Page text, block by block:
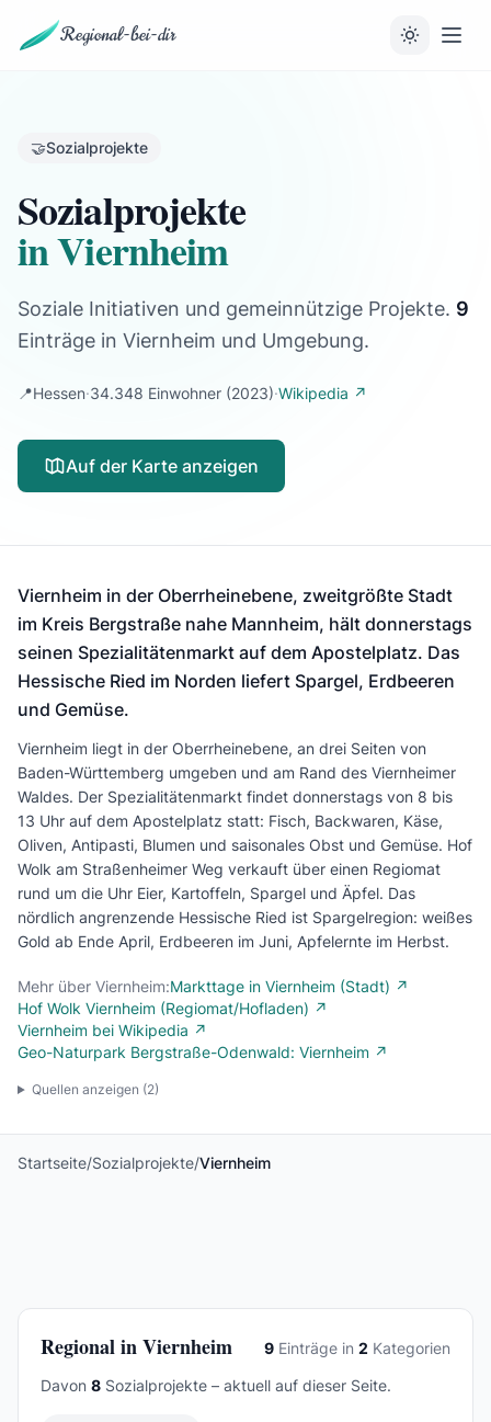
Regional-bei-dir
🤝Sozialprojekte
Sozialprojekte
in Viernheim
Soziale Initiativen und gemeinnützige Projekte. 9
Einträge in Viernheim und Umgebung.
📍Hessen·34.348 Einwohner (2023)·Wikipedia ↗
Auf der Karte anzeigen
Viernheim in der Oberrheinebene, zweitgrößte Stadt
im Kreis Bergstraße nahe Mannheim, hält donnerstags
seinen Spezialitätenmarkt auf dem Apostelplatz. Das
Hessische Ried im Norden liefert Spargel, Erdbeeren
und Gemüse.
Viernheim liegt in der Oberrheinebene, an drei Seiten von
Baden-Württemberg umgeben und am Rand des Viernheimer
Waldes. Der Spezialitätenmarkt findet donnerstags von 8 bis
13 Uhr auf dem Apostelplatz statt: Fisch, Backwaren, Käse,
Oliven, Antipasti, Blumen und saisonales Obst und Gemüse. Hof
Wolk am Straßenheimer Weg verkauft über einen Regiomat
rund um die Uhr Eier, Kartoffeln, Spargel und Äpfel. Das
nördlich angrenzende Hessische Ried ist Spargelregion: weißes
Gold ab Ende April, Erdbeeren im Juni, Apfelernte im Herbst.
Mehr über Viernheim:Markttage in Viernheim (Stadt) ↗
Hof Wolk Viernheim (Regiomat/Hofladen) ↗
Viernheim bei Wikipedia ↗
Geo-Naturpark Bergstraße-Odenwald: Viernheim ↗
Quellen anzeigen (2)
Startseite/Sozialprojekte/Viernheim
Regional in Viernheim 9 Einträge in 2 Kategorien
Davon 8 Sozialprojekte – aktuell auf dieser Seite.